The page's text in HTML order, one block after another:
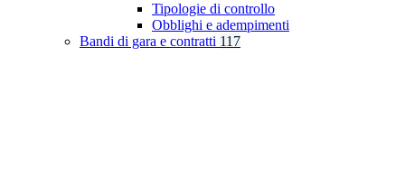
Tipologie di controllo
Obblighi e adempimenti
Bandi di gara e contratti 117